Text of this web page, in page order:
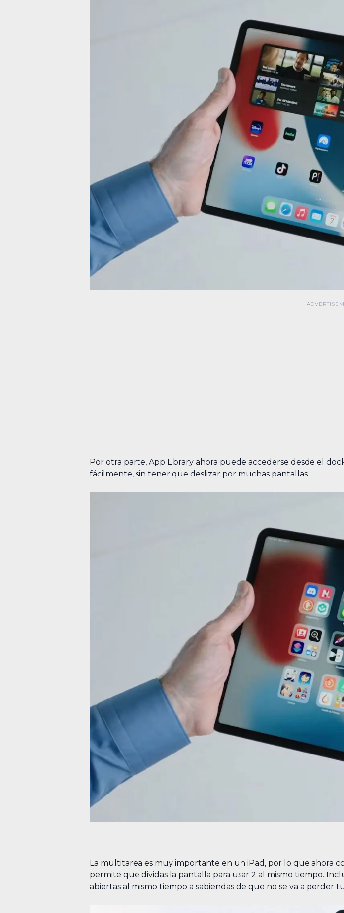
Por otra parte, App Library ahora puede accederse desde el
fácilmente, sin tener que deslizar por muchas pantallas.
La multitarea es muy importante en un iPad, por lo que ahora
permite que dividas la pantalla para usar 2 al mismo tiempo.
abiertas al mismo tiempo a sabiendas de que no se va a perder